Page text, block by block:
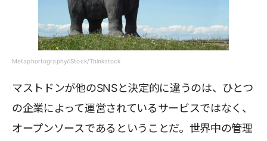
Metaphortography/iStock/Thinkstock
マストドンが他のSNSと決定的に違うのは、ひとつ
の企業によって運営されているサービスではなく、
オープンソースであるということだ。世界中の管理